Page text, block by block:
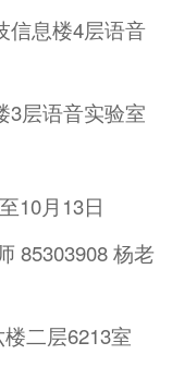
信息楼4层语音
3层语音实验室
10月13日
85303908 杨老
二层6213室